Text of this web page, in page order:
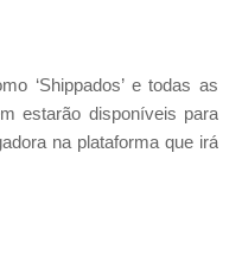
‘Shippados’ e todas as
estarão disponíveis para
na plataforma que irá